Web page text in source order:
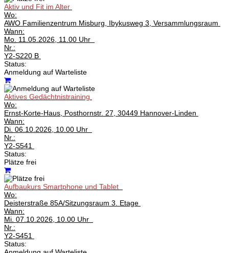
Aktiv und Fit im Alter
Wo:
AWO Familienzentrum Misburg, Ibykusweg 3, Versammlungsraum
Wann:
Mo. 11.05.2026, 11.00 Uhr
Nr.:
Y2-S220 B
Status:
Anmeldung auf Warteliste
Aktives Gedächtnistraining
Wo:
Ernst-Korte-Haus, Posthornstr. 27, 30449 Hannover-Linden
Wann:
Di. 06.10.2026, 10.00 Uhr
Nr.:
Y2-S541
Status:
Plätze frei
Aufbaukurs Smartphone und Tablet
Wo:
Deisterstraße 85A/Sitzungsraum 3. Etage
Wann:
Mi. 07.10.2026, 10.00 Uhr
Nr.:
Y2-S451
Status: